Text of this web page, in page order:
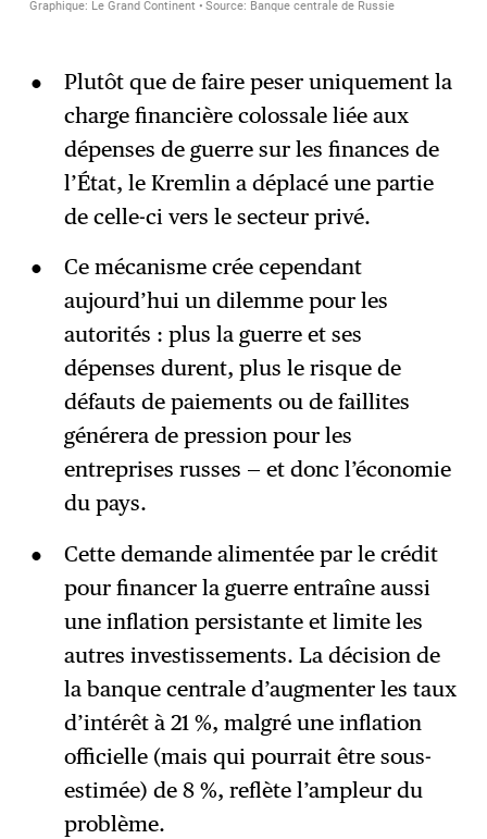
Plutôt que de faire peser uniquement la
charge financière colossale liée aux
dépenses de guerre sur les finances de
l’État, le Kremlin a déplacé une partie
de celle-ci vers le secteur privé.
Ce mécanisme crée cependant
aujourd’hui un dilemme pour les
autorités : plus la guerre et ses
dépenses durent, plus le risque de
défauts de paiements ou de faillites
générera de pression pour les
entreprises russes — et donc l’économie
du pays.
Cette demande alimentée par le crédit
pour financer la guerre entraîne aussi
une inflation persistante et limite les
autres investissements. La décision de
la banque centrale d’augmenter les taux
d’intérêt à 21 %, malgré une inflation
officielle (mais qui pourrait être sous-
estimée) de 8 %, reflète l’ampleur du
problème.